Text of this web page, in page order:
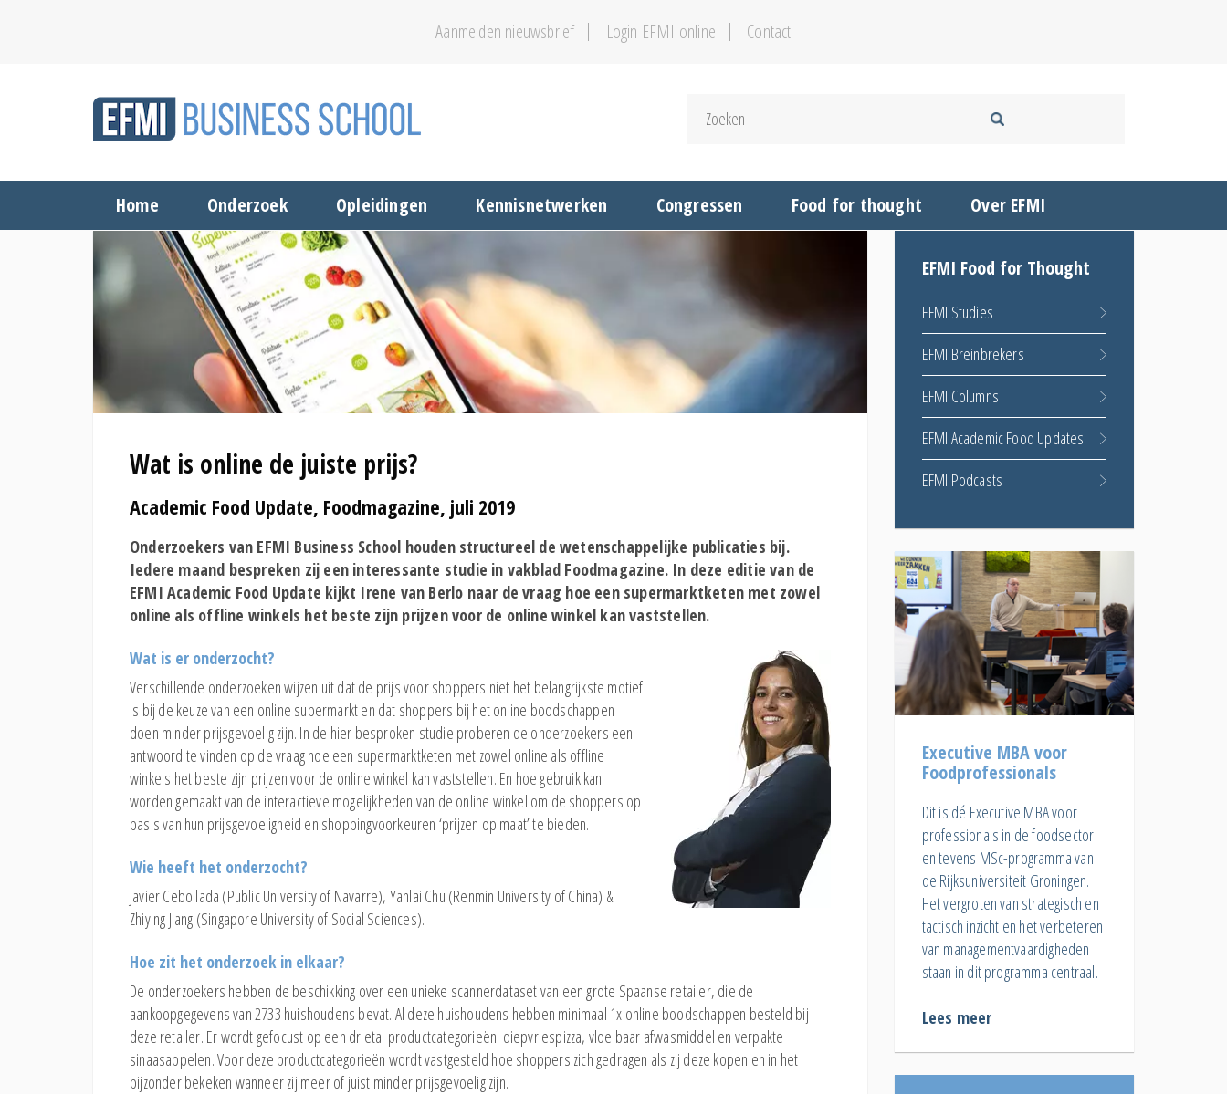
Aanmelden nieuwsbrief Login EFMI online Contact
Home Onderzoek Opleidingen Kennisnetwerken Congressen Food for thought Over EFMI
Wat is online de juiste prijs?
Academic Food Update, Foodmagazine, juli 2019
Onderzoekers van EFMI Business School houden structureel de wetenschappelijke publicaties bij.
Iedere maand bespreken zij een interessante studie in vakblad Foodmagazine. In deze editie van de
EFMI Academic Food Update kijkt Irene van Berlo naar de vraag hoe een supermarktketen met zowel
online als offline winkels het beste zijn prijzen voor de online winkel kan vaststellen.
Wat is er onderzocht?
Verschillende onderzoeken wijzen uit dat de prijs voor shoppers niet het belangrijkste motief
is bij de keuze van een online supermarkt en dat shoppers bij het online boodschappen
doen minder prijsgevoelig zijn. In de hier besproken studie proberen de onderzoekers een
antwoord te vinden op de vraag hoe een supermarktketen met zowel online als offline
winkels het beste zijn prijzen voor de online winkel kan vaststellen. En hoe gebruik kan
worden gemaakt van de interactieve mogelijkheden van de online winkel om de shoppers op
basis van hun prijsgevoeligheid en shoppingvoorkeuren ‘prijzen op maat’ te bieden.
Wie heeft het onderzocht?
Javier Cebollada (Public University of Navarre), Yanlai Chu (Renmin University of China) &
Zhiying Jiang (Singapore University of Social Sciences).
Hoe zit het onderzoek in elkaar?
De onderzoekers hebben de beschikking over een unieke scannerdataset van een grote Spaanse retailer, die de
aankoopgegevens van 2733 huishoudens bevat. Al deze huishoudens hebben minimaal 1x online boodschappen besteld bij
deze retailer. Er wordt gefocust op een drietal productcategorieën: diepvriespizza, vloeibaar afwasmiddel en verpakte
sinaasappelen. Voor deze productcategorieën wordt vastgesteld hoe shoppers zich gedragen als zij deze kopen en in het
bijzonder bekeken wanneer zij meer of juist minder prijsgevoelig zijn.
EFMI Food for Thought
EFMI Studies
EFMI Breinbrekers
EFMI Columns
EFMI Academic Food Updates
EFMI Podcasts
Executive MBA voor
Foodprofessionals
Dit is dé Executive MBA voor
professionals in de foodsector
en tevens MSc-programma van
de Rijksuniversiteit Groningen.
Het vergroten van strategisch en
tactisch inzicht en het verbeteren
van managementvaardigheden
staan in dit programma centraal.
Lees meer